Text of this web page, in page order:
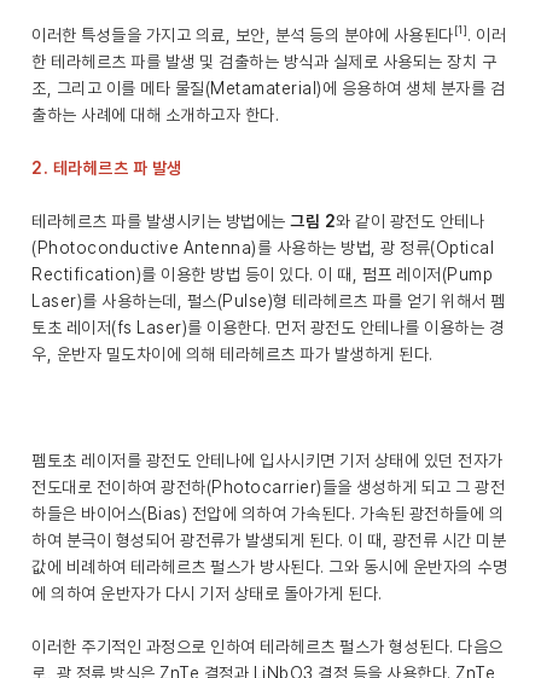
이러한 특성들을 가지고 의료, 보안, 분석 등의 분야에 사용된다[1]. 이러
한 테라헤르츠 파를 발생 및 검출하는 방식과 실제로 사용되는 장치 구
조, 그리고 이를 메타 물질(Metamaterial)에 응용하여 생체 분자를 검
출하는 사례에 대해 소개하고자 한다.
2. 테라헤르츠 파 발생
테라헤르츠 파를 발생시키는 방법에는 그림 2와 같이 광전도 안테나
(Photoconductive Antenna)를 사용하는 방법, 광 정류(Optical
Rectification)를 이용한 방법 등이 있다. 이 때, 펌프 레이저(Pump
Laser)를 사용하는데, 펄스(Pulse)형 테라헤르츠 파를 얻기 위해서 펨
토초 레이저(fs Laser)를 이용한다. 먼저 광전도 안테나를 이용하는 경
우, 운반자 밀도차이에 의해 테라헤르츠 파가 발생하게 된다.
펨토초 레이저를 광전도 안테나에 입사시키면 기저 상태에 있던 전자가
전도대로 전이하여 광전하(Photocarrier)들을 생성하게 되고 그 광전
하들은 바이어스(Bias) 전압에 의하여 가속된다. 가속된 광전하들에 의
하여 분극이 형성되어 광전류가 발생되게 된다. 이 때, 광전류 시간 미분
값에 비례하여 테라헤르츠 펄스가 방사된다. 그와 동시에 운반자의 수명
에 의하여 운반자가 다시 기저 상태로 돌아가게 된다.
이러한 주기적인 과정으로 인하여 테라헤르츠 펄스가 형성된다. 다음으
로, 광 정류 방식은 ZnTe 결정과 LiNbO3 결정 등을 사용한다. ZnTe